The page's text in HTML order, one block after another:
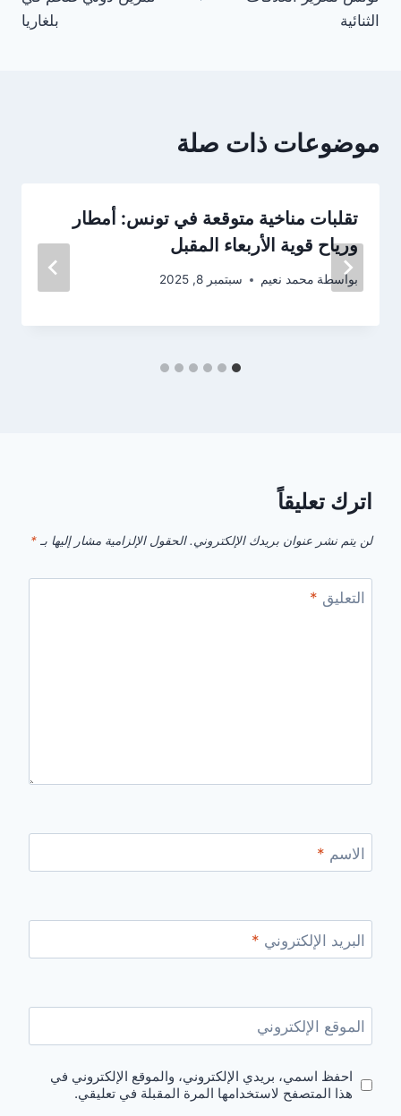
الثنائية
بلغاريا
موضوعات ذات صلة
تقلبات مناخية متوقعة في تونس: أمطار
ورياح قوية الأربعاء المقبل
بواسطة محمد نعيم سبتمبر 8, 2025
اترك تعليقاً
لن يتم نشر عنوان بريدك الإلكتروني. الحقول الإلزامية مشار إليها بـ *
التعليق *
الاسم *
البريد الإلكتروني *
الموقع الإلكتروني
احفظ اسمي، بريدي الإلكتروني، والموقع الإلكتروني في
هذا المتصفح لاستخدامها المرة المقبلة في تعليقي.